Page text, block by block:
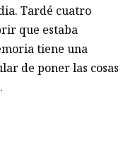
Tardé cuatro
que estaba
tiene una
de poner las cosas